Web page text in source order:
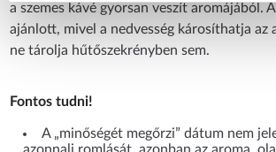
a szemes kávé gyorsan veszít aromájából.
ajánlott, mivel a nedvesség károsíthatja az
ne tárolja hűtőszekrényben sem.
Fontos tudni!
A „minőségét megőrzi” dátum nem